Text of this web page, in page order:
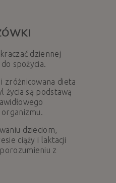
dziennej
spożycia.
zróżnicowana dieta
życia są podstawą
dzieciom,
ciąży i laktacji
z